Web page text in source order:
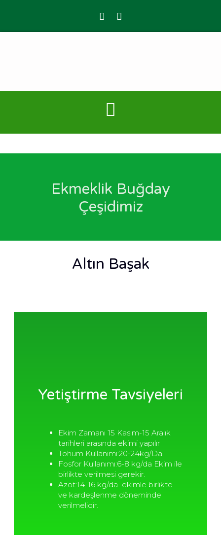
Ekmeklik Buğday
Çeşidimiz
Altın Başak
Yetiştirme Tavsiyeleri
Ekim Zamanı 15 Kasım-15 Aralık
tarihleri arasında ekimi yapılır
Tohum Kullanımı:20-24kg/da
Fosfor Kullanımı:6-8 kg/da Ekim ile
birlikte verilmesi gerekir.
Azot:14-16 kg/da ekimle birlikte
ve kardeşlenme döneminde
verilmelidir.